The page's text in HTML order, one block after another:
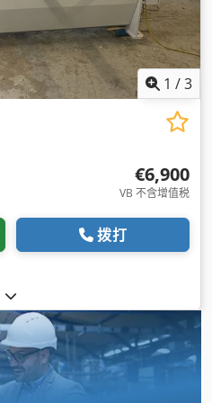
1 /3
€6,900
VB 不含增值税
拨打